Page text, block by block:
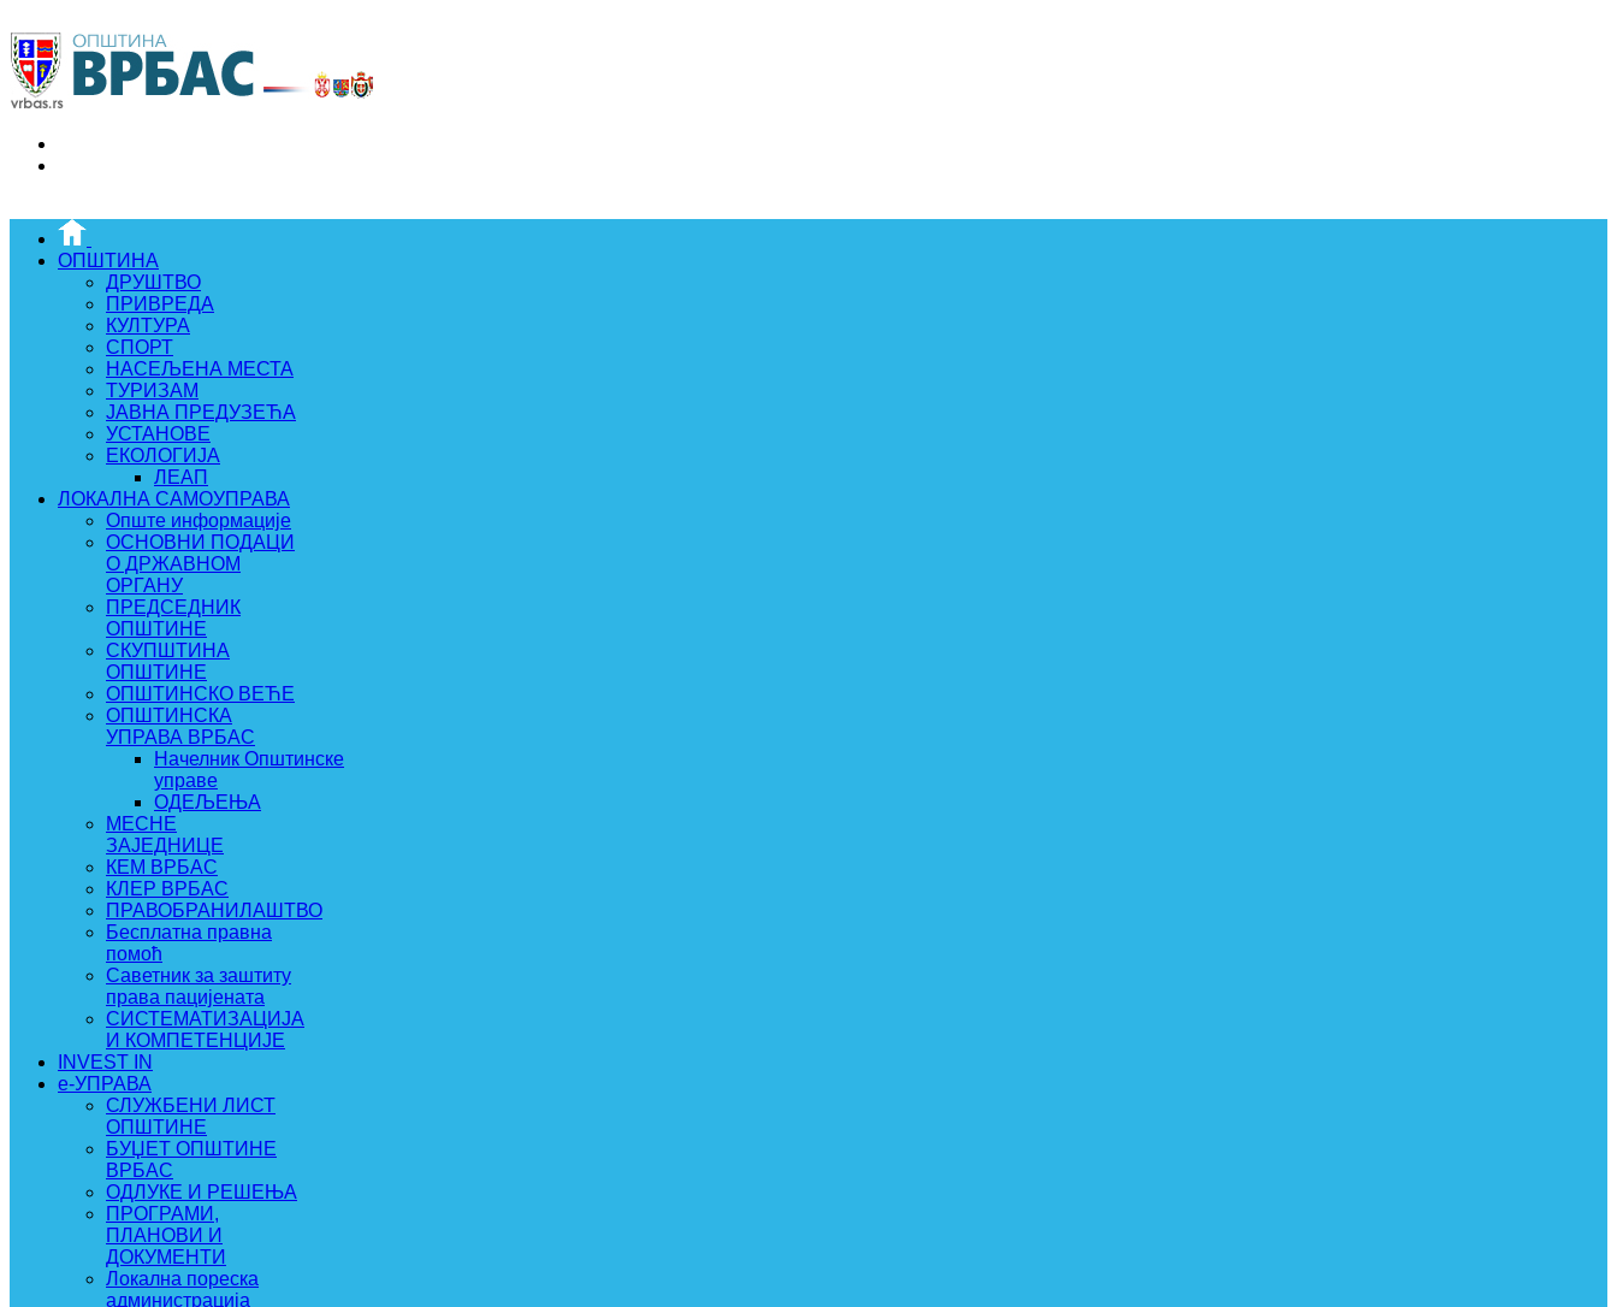
ОПШТИНА
ДРУШТВО
ПРИВРЕДА
КУЛТУРА
СПОРТ
НАСЕЉЕНА МЕСТА
ТУРИЗАМ
ЈАВНА ПРЕДУЗЕЋА
УСТАНОВЕ
ЕКОЛОГИЈА
ЛЕАП
ЛОКАЛНА САМОУПРАВА
Опште информације
ОСНОВНИ ПОДАЦИ
О ДРЖАВНОМ
ОРГАНУ
ПРЕДСЕДНИК
ОПШТИНЕ
СКУПШТИНА
ОПШТИНЕ
ОПШТИНСКО ВЕЋЕ
ОПШТИНСКА
УПРАВА ВРБАС
Начелник Општинске
управе
ОДЕЉЕЊА
МЕСНЕ
ЗАЈЕДНИЦЕ
КЕМ ВРБАС
КЛЕР ВРБАС
ПРАВОБРАНИЛАШТВО
Бесплатна правна
помоћ
Саветник за заштиту
права пацијената
СИСТЕМАТИЗАЦИЈА
И КОМПЕТЕНЦИЈЕ
INVEST IN
e-УПРАВА
СЛУЖБЕНИ ЛИСТ
ОПШТИНЕ
БУЏЕТ ОПШТИНЕ
ВРБАС
ОДЛУКЕ И РЕШЕЊА
ПРОГРАМИ,
ПЛАНОВИ И
ДОКУМЕНТИ
Локална пореска
администрација